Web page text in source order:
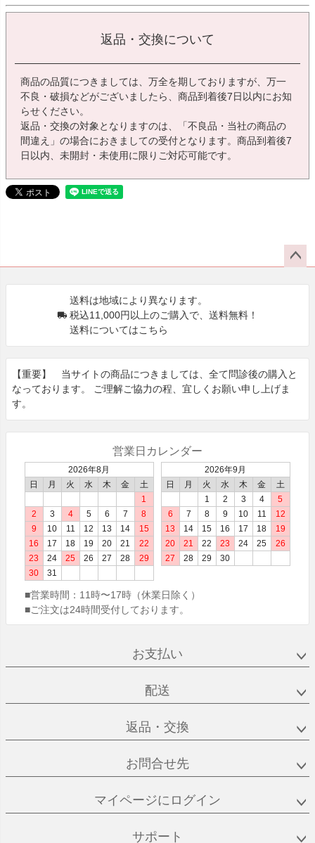
返品・交換について
商品の品質につきましては、万全を期しておりますが、万一
不良・破損などがございましたら、商品到着後7日以内にお知
らせください。
返品・交換の対象となりますのは、「不良品・当社の商品の
間違え」の場合におきましての受付となります。商品到着後7
日以内、未開封・未使用に限りご対応可能です。
送料は地域により異なります。
税込11,000円以上のご購入で、送料無料！
送料についてはこちら
【重要】 当サイトの商品につきましては、全て問診後の購⼊と
なっております。 ご理解ご協⼒の程、宜しくお願い申し上げま
す。
営業日カレンダー
2026年8月
日
月 火 水 木 金
土
1
2
3 4 5 6 7
8
9
10 11 12 13 14
15
16
17 18 19 20 21
22
23
24 25 26 27 28
29
30
31
2026年9月
日
月 火 水 木 金
土
1
2 3 4
5
6
7 8 9 10 11
12
13
14 15 16 17 18
19
20
21 22 23 24 25
26
27
28 29 30
■営業時間： 11時〜17時（休業日除く）
■ご注文は24時間受付しております。
お支払い
配送
返品・交換
お問合せ先
マイページにログイン
サポート